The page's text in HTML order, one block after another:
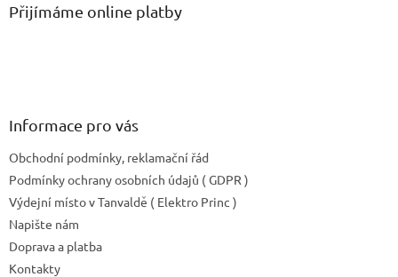
Přijímáme online platby
Informace pro vás
Obchodní podmínky, reklamační řád
Podmínky ochrany osobních údajů ( GDPR )
Výdejní místo v Tanvaldě ( Elektro Princ )
Napište nám
Doprava a platba
Kontakty